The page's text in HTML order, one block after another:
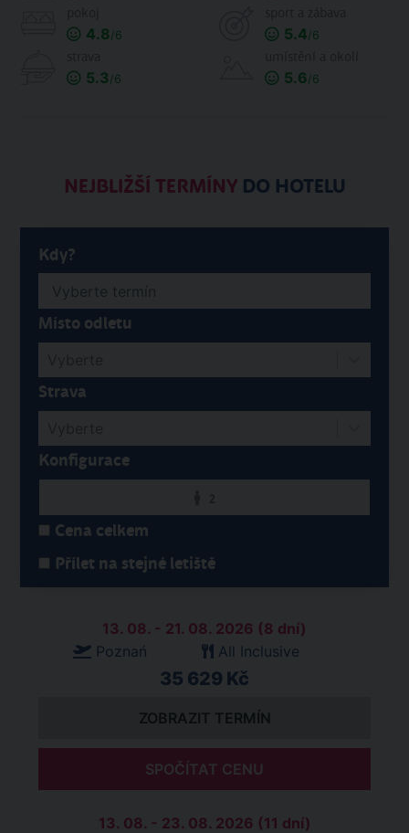
4.8/6 5.4/6
5.3/6 5.6/6
NEJBLIŽŠÍ TERMÍNYDO HOTELU
Kdy?
Místo odletu
Strava
Konfigurace
Cena celkem
Přílet na stejné letiště
13. 08. - 21. 08. 2026 (8 dní)
Poznań
All Inclusive
35 629 Kč
ZOBRAZIT TERMÍN
SPOČÍTAT CENU
13. 08. - 23. 08. 2026 (11 dní)